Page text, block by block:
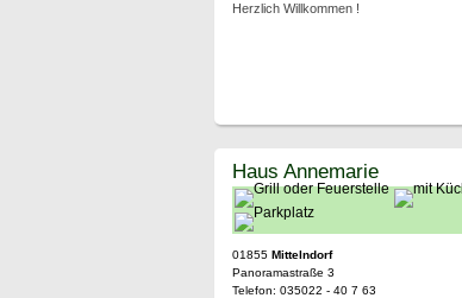
Herzlich Willkommen !
Haus Annemarie
01855 Mittelndorf
Panoramastraße 3
Telefon: 035022 - 40 7 63